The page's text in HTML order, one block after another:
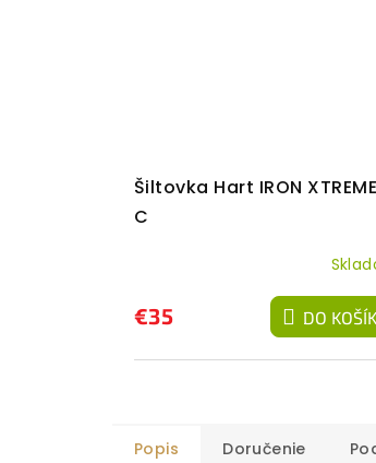
Šiltovka Hart IRON
C
€35 DO
Popis Doručenie